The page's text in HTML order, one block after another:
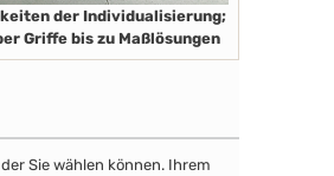
der Individualisierung;
Griffe bis zu Maßlösungen
Sie wählen können. Ihrem